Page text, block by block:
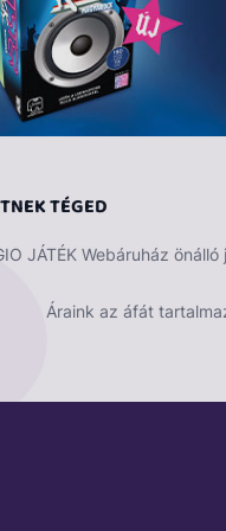
TÉGED
JÁTÉK Webáruház
Áraink az áfát